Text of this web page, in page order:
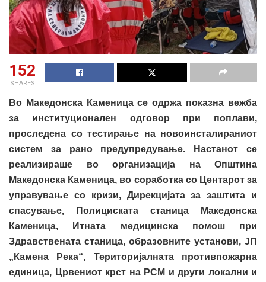
152
SHARES
Во Македонска Каменица се одржа показна вежба
за институционален одговор при поплави,
проследена со тестирање на новоинсталираниот
систем за рано предупредување. Настанот се
реализираше во организација на Општина
Македонска Каменица, во соработка со Центарот за
управување со кризи, Дирекцијата за заштита и
спасување, Полициската станица Македонска
Каменица, Итната медицинска помош при
Здравствената станица, образовните установи, ЈП
„Камена Река“, Територијалната противпожарна
единица, Црвениот крст на РСМ и други локални и